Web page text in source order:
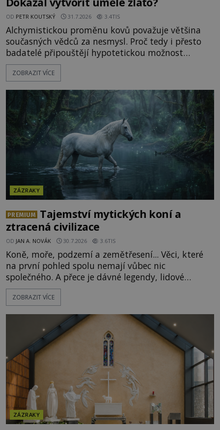
OD PETR KOUTSKÝ 31.7.2026 3.4TIS
Alchymistickou proměnu kovů považuje většina
současných vědců za nesmysl. Proč tedy i přesto
badatelé připouštějí hypotetickou možnost
transmutace? Mohl její podstatu odhalit anglický
alchymista, vědec a dobrodruh Edward Kelly?
Měšťané pozorují konání muže, který se stává
nesmrtelnou legendou již během
ZOBRAZIT VÍCE
ZÁZRAKY
PREMIUM
Tajemství mytických koní a
ztracená civilizace
OD JAN A. NOVÁK 30.7.2026 3.6TIS
Koně, moře, podzemí a zemětřesení... Věci, které
na první pohled spolu nemají vůbec nic
společného. A přece je dávné legendy, lidové
pohádky i podvědomí psychicky nemocných lidí
podivným způsobem vzájemně propojují. Je
tajemství pocházející ze samých počátků lidské
civilizace? Nebo dokonce z temných vod minulosti
ještě mnohem hlubších? [g
ZOBRAZIT VÍCE
ZÁZRAKY